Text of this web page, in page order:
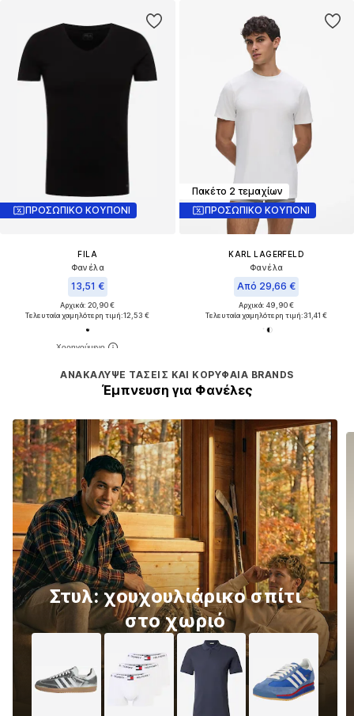
ΠΡΟΣΩΠΙΚΟ ΚΟΥΠΟΝΙ
FILA
Φανέλα
13,51 €
Αρχικά: 20,90 €
Τελευταία χαμηλότερη τιμή:12,53 €
Πακέτο 2 τεμαχίων
ΠΡΟΣΩΠΙΚΟ ΚΟΥΠΟΝΙ
KARL LAGERFELD
Φανέλα
Από 29,66 €
Αρχικά: 49,90 €
Τελευταία χαμηλότερη τιμή:31,41 €
ΑΝΑΚΆΛΥΨΕ ΤΆΣΕΙΣ ΚΑΙ ΚΟΡΥΦΑΊΑ BRANDS
Έμπνευση για Φανέλες
Στυλ: χουχουλιάρικο σπίτι
στο χωριό